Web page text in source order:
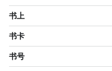
书上
书卡
书号